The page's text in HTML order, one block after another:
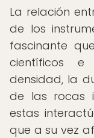
La relación
de los
fascinante
científicos e
densidad, la
de las rocas
estas
que a su vez